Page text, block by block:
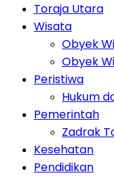
Toraja Utara
Wisata
Obyek
Obyek
Peristiwa
Hukum
Pemerintah
Zadrak
Kesehatan
Pendidikan